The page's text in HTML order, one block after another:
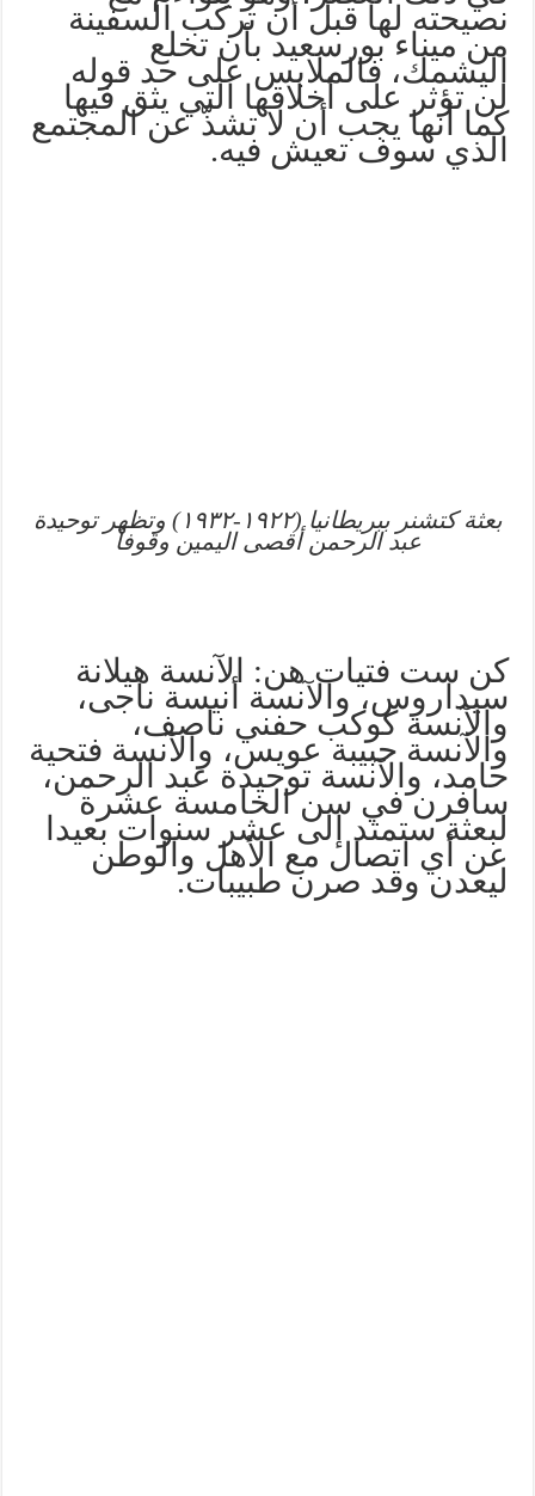
نصيحته لها قبل أن تركب السفينة
من ميناء بورسعيد بأن تخلع
اليشمك، فالملابس على حد قوله
لن تؤثر على أخلاقها التي يثق فيها
كما أنها يجب أن لا تشذّ عن المجتمع
الذي سوف تعيش فيه.
بعثة كتشنر ببريطانيا (١٩٢٢-١٩٣٢) وتظهر توحيدة
عبد الرحمن أقصى اليمين وقوفاً
كن ست فتيات هن: الآنسة هيلانة
سيداروس، والآنسة أنيسة ناجى،
والآنسة كوكب حفني ناصف،
والآنسة حبيبة عويس، والآنسة فتحية
حامد، والآنسة توحيدة عبد الرحمن،
سافرن في سن الخامسة عشرة
لبعثة ستمتد إلى عشر سنوات بعيدا
عن أي اتصال مع الأهل والوطن
ليعدن وقد صرن طبيبات.